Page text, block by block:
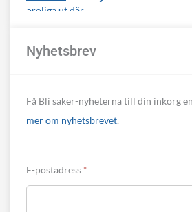
Nyhetsbrev
Få Bli säker-nyheterna till din inkorg
mer om nyhetsbrevet.
E-postadress *